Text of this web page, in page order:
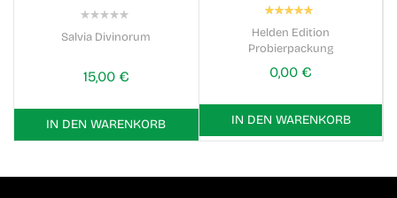
Salvia Divinorum
15,00 €
IN DEN WARENKORB
Bewertung:
Helden Edition
Probierpackung
0,00 €
IN DEN WARENKORB